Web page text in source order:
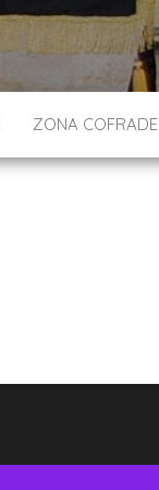
ZONA COFRADE